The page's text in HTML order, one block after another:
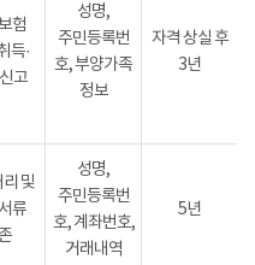
험
득·
고
성명,
주민등록번
호, 부양가족
정보
자격 상실 후
3년
및
류
성명,
주민등록번
호, 계좌번호,
거래내역
5년